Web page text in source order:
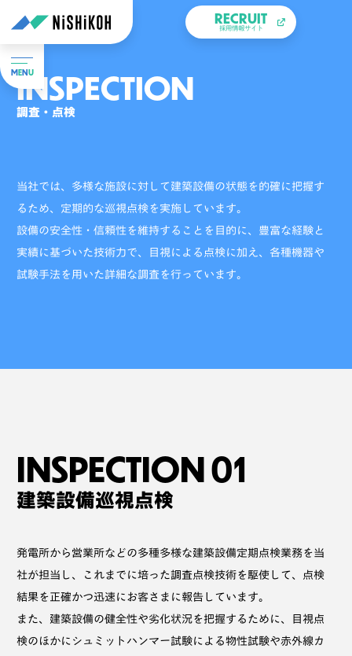
RECRUIT
採用情報サイト
MENU
INSPECTION
調査・点検
当社では、多様な施設に対して建築設備の状態を的確に把握す
るため、定期的な巡視点検を実施しています。
設備の安全性・信頼性を維持することを目的に、豊富な経験と
実績に基づいた技術力で、目視による点検に加え、各種機器や
試験手法を用いた詳細な調査を行っています。
INSPECTION 01
建築設備巡視点検
発電所から営業所などの多種多様な建築設備定期点検業務を当
社が担当し、これまでに培った調査点検技術を駆使して、点検
結果を正確かつ迅速にお客さまに報告しています。
また、建築設備の健全性や劣化状況を把握するために、目視点
検のほかにシュミットハンマー試験による物性試験や赤外線カ